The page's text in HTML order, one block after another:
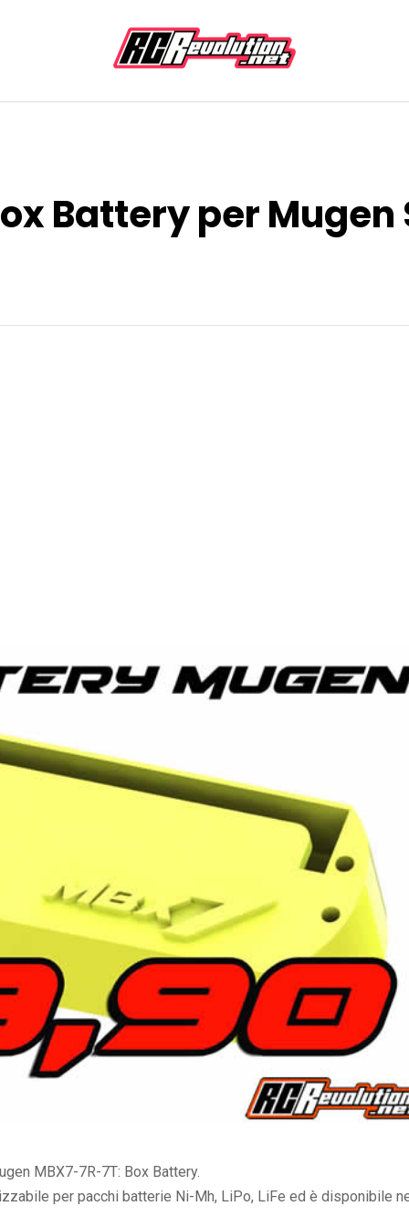
Battery per Mugen
MBX7-7R-7T: Box Battery.
per pacchi batterie Ni-Mh, LiPo, LiFe ed è disponibile